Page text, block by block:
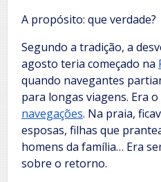
A propósito: que verdade?
Segundo a tradição, a
agosto teria começado na
quando navegantes
para longas viagens. Era
navegações. Na praia,
esposas, filhas que
homens da família… Era
sobre o retorno.